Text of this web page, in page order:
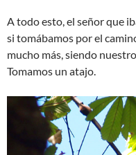
A todo esto, el señor que
si tomábamos por el
mucho más, siendo
Tomamos un atajo.